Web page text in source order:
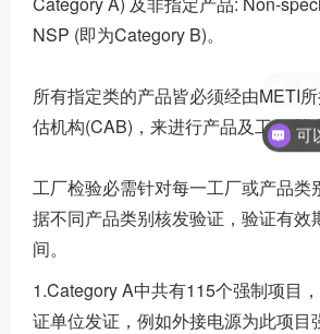
NSP (即为Category B)。
所有指定类的产品皆必须经由METI
估机构(CAB)，来进行产品及工厂测
工厂检验必需针对每一工厂或产品类
据不同产品类别核发验证，验证有效
间。
1.Category A中共有115个强制项目
证单位发证，例如外接电源为此项目